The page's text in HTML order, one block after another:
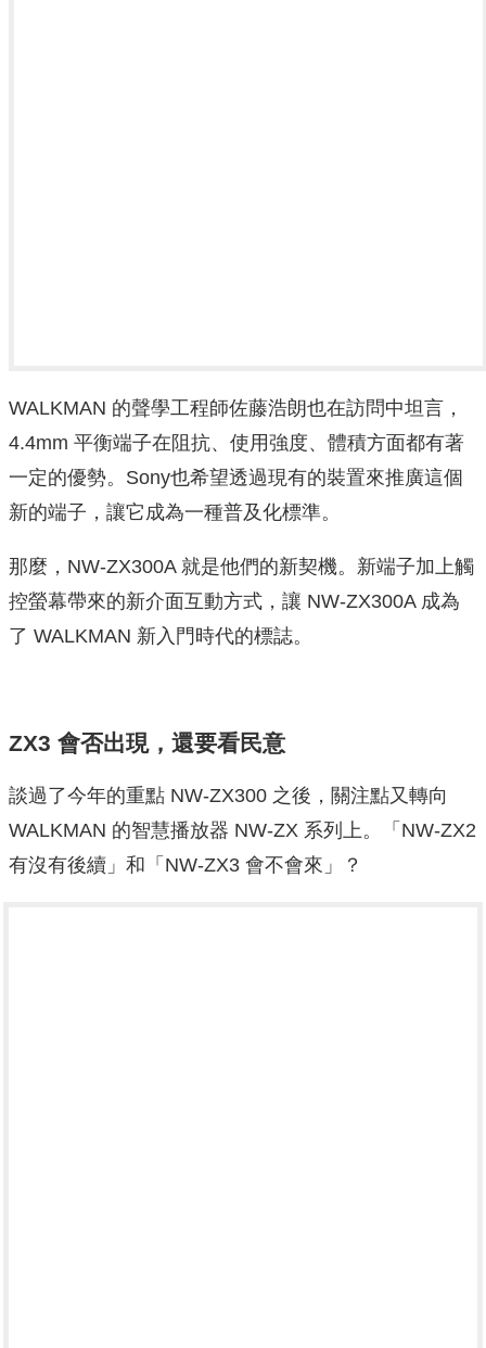
WALKMAN 的聲學工程師佐藤浩朗也在訪問中坦言，
4.4mm 平衡端子在阻抗、使用強度、體積方面都有著
一定的優勢。Sony也希望透過現有的裝置來推廣這個
新的端子，讓它成為一種普及化標準。
那麼，NW-ZX300A 就是他們的新契機。新端子加上觸
控螢幕帶來的新介面互動方式，讓 NW-ZX300A 成為
了 WALKMAN 新入門時代的標誌。
ZX3 會否出現，還要看民意
談過了今年的重點 NW-ZX300 之後，關注點又轉向
WALKMAN 的智慧播放器 NW-ZX 系列上。「NW-ZX2
有沒有後續」和「NW-ZX3 會不會來」？